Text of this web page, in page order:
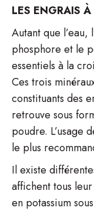
LES ENGRAIS
Autant que l’eau,
phosphore et le
essentiels à la
Ces trois
constituants des
retrouve sous
poudre. L’usage
le plus
Il existe
affichent tous
en potassium